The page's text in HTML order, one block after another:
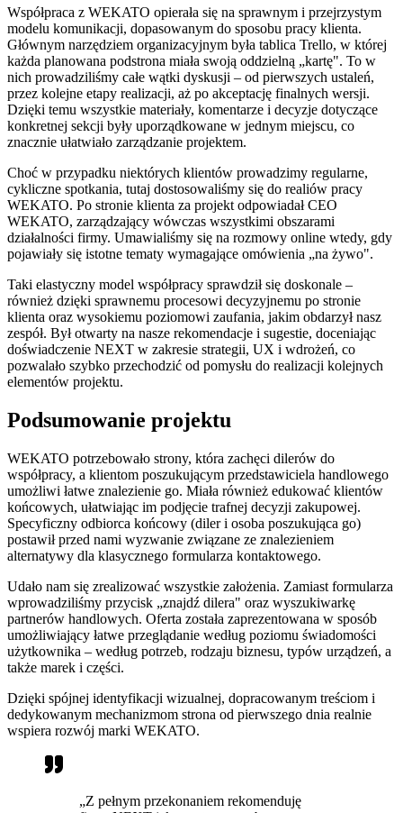
Współpraca z WEKATO opierała się na sprawnym i przejrzystym
modelu komunikacji, dopasowanym do sposobu pracy klienta.
Głównym narzędziem organizacyjnym była tablica Trello, w której
każda planowana podstrona miała swoją oddzielną „kartę". To w
nich prowadziliśmy całe wątki dyskusji – od pierwszych ustaleń,
przez kolejne etapy realizacji, aż po akceptację finalnych wersji.
Dzięki temu wszystkie materiały, komentarze i decyzje dotyczące
konkretnej sekcji były uporządkowane w jednym miejscu, co
znacznie ułatwiało zarządzanie projektem.
Choć w przypadku niektórych klientów prowadzimy regularne,
cykliczne spotkania, tutaj dostosowaliśmy się do realiów pracy
WEKATO. Po stronie klienta za projekt odpowiadał CEO
WEKATO, zarządzający wówczas wszystkimi obszarami
działalności firmy. Umawialiśmy się na rozmowy online wtedy, gdy
pojawiały się istotne tematy wymagające omówienia „na żywo".
Taki elastyczny model współpracy sprawdził się doskonale –
również dzięki sprawnemu procesowi decyzyjnemu po stronie
klienta oraz wysokiemu poziomowi zaufania, jakim obdarzył nasz
zespół. Był otwarty na nasze rekomendacje i sugestie, doceniając
doświadczenie NEXT w zakresie strategii, UX i wdrożeń, co
pozwalało szybko przechodzić od pomysłu do realizacji kolejnych
elementów projektu.
Podsumowanie projektu
WEKATO potrzebowało strony, która zachęci dilerów do
współpracy, a klientom poszukującym przedstawiciela handlowego
umożliwi łatwe znalezienie go. Miała również edukować klientów
końcowych, ułatwiając im podjęcie trafnej decyzji zakupowej.
Specyficzny odbiorca końcowy (diler i osoba poszukująca go)
postawił przed nami wyzwanie związane ze znalezieniem
alternatywy dla klasycznego formularza kontaktowego.
Udało nam się zrealizować wszystkie założenia. Zamiast formularza
wprowadziliśmy przycisk „znajdź dilera" oraz wyszukiwarkę
partnerów handlowych. Oferta została zaprezentowana w sposób
umożliwiający łatwe przeglądanie według poziomu świadomości
użytkownika – według potrzeb, rodzaju biznesu, typów urządzeń, a
także marek i części.
Dzięki spójnej identyfikacji wizualnej, dopracowanym treściom i
dedykowanym mechanizmom strona od pierwszego dnia realnie
wspiera rozwój marki WEKATO.
„Z pełnym przekonaniem rekomenduję